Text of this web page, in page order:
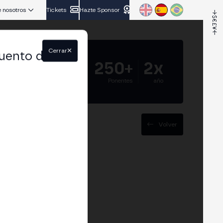
nosotros Tickets Hazte Sponsor
250+
Ponentes
2x
año
Volver
delCerrar